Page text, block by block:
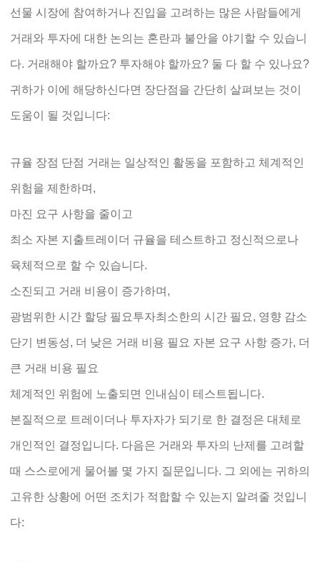
선물 시장에 참여하거나 진입을 고려하는 많은 사람들에게
거래와 투자에 대한 논의는 혼란과 불안을 야기할 수 있습니
다. 거래해야 할까요? 투자해야 할까요? 둘 다 할 수 있나요?
귀하가 이에 해당하신다면 장단점을 간단히 살펴보는 것이
도움이 될 것입니다:
규율 장점 단점 거래는 일상적인 활동을 포함하고 체계적인
위험을 제한하며,
마진 요구 사항을 줄이고
최소 자본 지출트레이더 규율을 테스트하고 정신적으로나
육체적으로 할 수 있습니다.
소진되고 거래 비용이 증가하며,
광범위한 시간 할당 필요투자최소한의 시간 필요, 영향 감소
단기 변동성, 더 낮은 거래 비용 필요 자본 요구 사항 증가, 더
큰 거래 비용 필요
체계적인 위험에 노출되면 인내심이 테스트됩니다.
본질적으로 트레이더나 투자자가 되기로 한 결정은 대체로
개인적인 결정입니다. 다음은 거래와 투자의 난제를 고려할
때 스스로에게 물어볼 몇 가지 질문입니다. 그 외에는 귀하의
고유한 상황에 어떤 조치가 적합할 수 있는지 알려줄 것입니
다: